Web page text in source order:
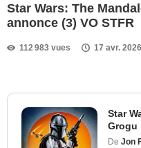
Star Wars: The
annonce (3) VO STFR
112 983 vues 17 avr. 2026
Star
Grogu
De Jon